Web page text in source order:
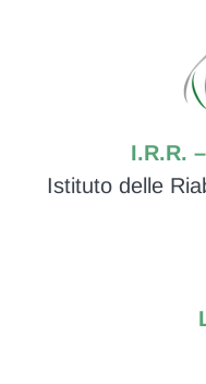
I.R.R.
Istituto delle